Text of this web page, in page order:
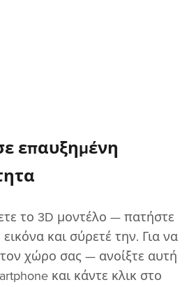
επαυξημένη
το 3D μοντέλο — πατήστε
και σύρετέ την. Για να
χώρο σας — ανοίξτε αυτή
και κάντε κλικ στο